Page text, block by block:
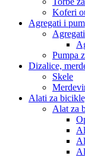
Koferi
Agregati i
Agregati
Pumpa
Dizalice,
Skele
Alati za
Alat za